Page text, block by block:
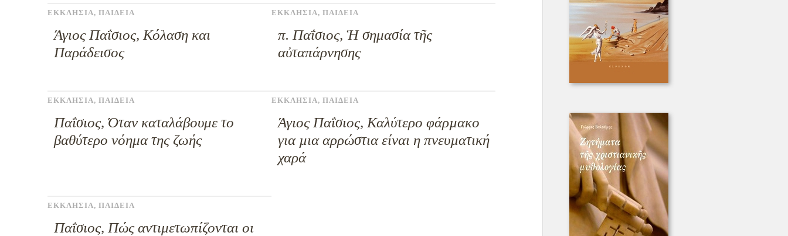
ΕΚΚΛΗΣΙΑ, ΠΑΙΔΕΙΑ
Άγιος Παΐσιος, Κόλαση και
Παράδεισος
ΕΚΚΛΗΣΙΑ, ΠΑΙΔΕΙΑ
π. Παΐσιος, Ἡ σημασία τῆς
αὐταπάρνησης
ΕΚΚΛΗΣΙΑ, ΠΑΙΔΕΙΑ
Παΐσιος, Όταν καταλάβουμε το
βαθύτερο νόημα της ζωής
ΕΚΚΛΗΣΙΑ, ΠΑΙΔΕΙΑ
Άγιος Παΐσιος, Καλύτερο φάρµακο
για µια αρρώστια είναι η πνευµατική
χαρά
ΕΚΚΛΗΣΙΑ, ΠΑΙΔΕΙΑ
Παΐσιος, Πώς αντιμετωπίζονται οι